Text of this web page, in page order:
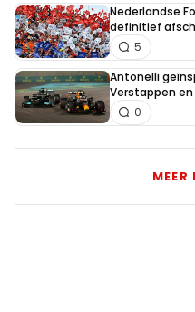
Nederlandse
definitief
5
Antonelli
Verstappen
0